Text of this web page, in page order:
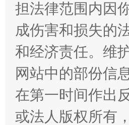
担法律范围内因
成伤害和损失的
和经济责任。维
网站中的部份信
在第一时间作出
或法人版权所有